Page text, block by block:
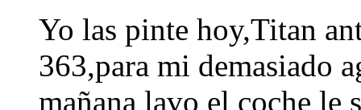
Yo las pinte hoy,Titan
363,para mi demasiado
mañana lavo el coche le